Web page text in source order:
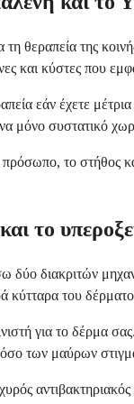
θεραπεία της
και κύστες που
εάν έχετε
μόνο συστατικό
το στήθος
το
δύο διακριτών
κύτταρα του
για το δέρμα
των μαύρων